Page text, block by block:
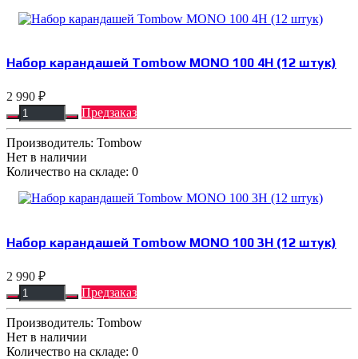
Набор карандашей Tombow MONO 100 4H (12 штук)
2 990 ₽
Предзаказ
Производитель: Tombow
Нет в наличии
Количество на складе: 0
Набор карандашей Tombow MONO 100 3H (12 штук)
2 990 ₽
Предзаказ
Производитель: Tombow
Нет в наличии
Количество на складе: 0